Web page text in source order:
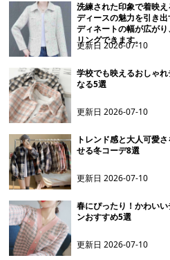
洗練された印象で着映
ディースの魅力を引き
ディネートの幅が広が
リングできます。
更新日2026-07-10
学校でも映えるおしゃ
なる5選
更新日2026-07-10
トレンド感と大人可愛
せる冬コーデ8選
更新日2026-07-10
春にぴったり！かわい
ンおすすめ5選
更新日2026-07-10